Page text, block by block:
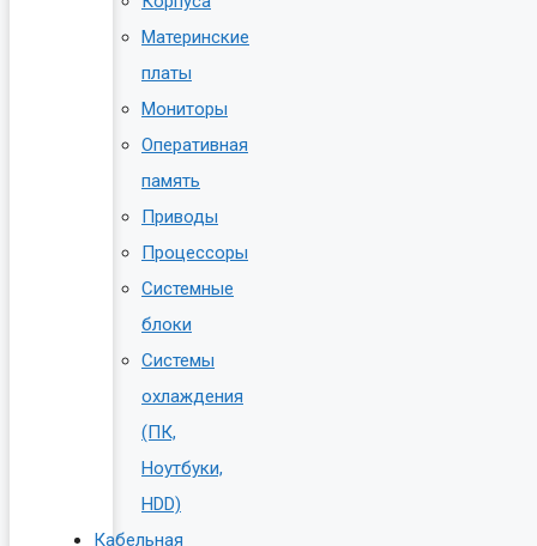
Материнские
платы
Мониторы
Оперативная
память
Приводы
Процессоры
Системные
блоки
Системы
охлаждения
(ПК,
Ноутбуки,
HDD)
Кабельная